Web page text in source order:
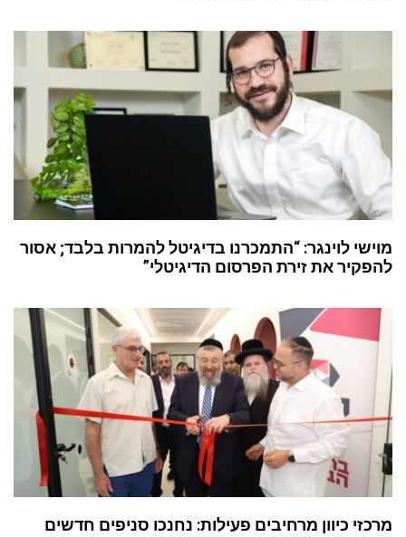
מוישי לוינגר: “התמכרנו בדיגיטל להמרות בלבד; אסור
להפקיר את זירת הפרסום הדיגיטלי”
מרכזי כיוון מרחיבים פעילות: נחנכו סניפים חדשים